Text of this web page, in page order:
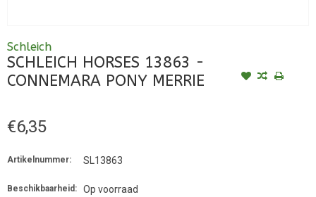
Schleich
SCHLEICH HORSES 13863 -
CONNEMARA PONY MERRIE
€6,35
Artikelnummer: SL13863
Beschikbaarheid: Op voorraad